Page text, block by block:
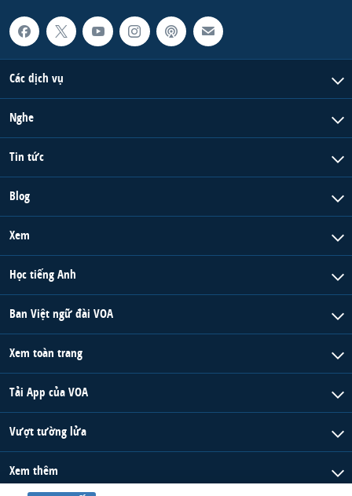
Các dịch vụ
Nghe
Tin tức
Blog
Xem
Học tiếng Anh
Ban Việt ngữ đài VOA
Xem toàn trang
Tải App của VOA
Vượt tường lửa
Xem thêm